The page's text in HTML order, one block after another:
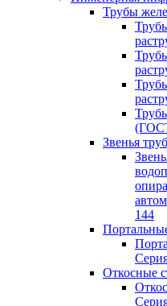
Трубы
Звенья труб
144
Откосные